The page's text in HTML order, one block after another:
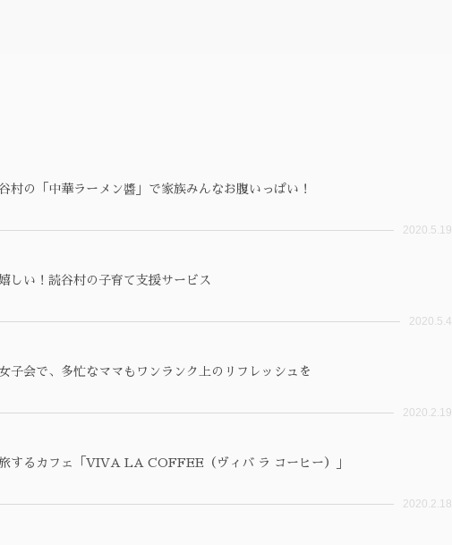
村の「中華ラーメン醬」で家族みんなお腹いっぱい！
2020.5.19
しい！読谷村の子育て支援サービス
2020.5.4
子会で、多忙なママもワンランク上のリフレッシュを
2020.2.19
するカフェ「VIVA LA COFFEE（ヴィバ ラ コーヒー）」
2020.2.18